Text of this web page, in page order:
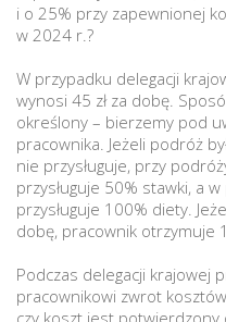
i o 25% przy zapewnionej
w 2024 r.?
W przypadku delegacji
wynosi 45 zł za dobę.
określony – bierzemy pod
pracownika. Jeżeli podróż
nie przysługuje, przy
przysługuje 50% stawki, a
przysługuje 100% diety.
dobę, pracownik otrzymuje
Podczas delegacji krajowej
pracownikowi zwrot